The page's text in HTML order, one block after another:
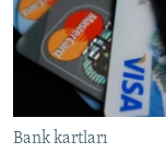
Bank kartları